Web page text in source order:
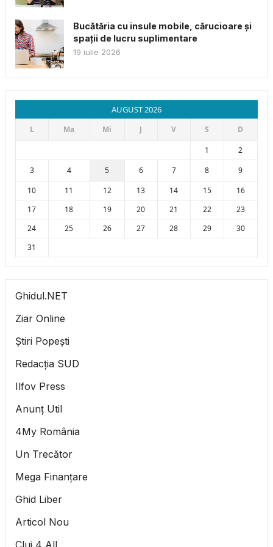
Bucătăria cu insule mobile, cărucioare și
spații de lucru suplimentare
19 iulie 2026
AUGUST 2026
L Ma Mi J V S
D
1
2
3
4 5 6 7 8
9
10
11 12 13 14 15
16
17
18 19 20 21 22
23
24
25 26 27 28 29
30
31
Ghidul.NET
Ziar Online
Știri Popești
Redacția SUD
Ilfov Press
Anunț Util
4My România
Un Trecător
Mega Finanțare
Ghid Liber
Articol Nou